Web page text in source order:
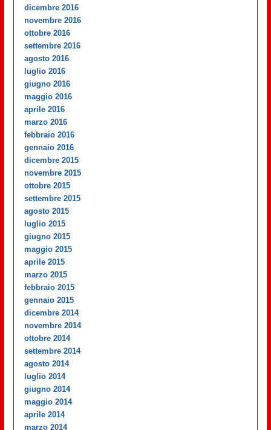
dicembre 2016
novembre 2016
ottobre 2016
settembre 2016
agosto 2016
luglio 2016
giugno 2016
maggio 2016
aprile 2016
marzo 2016
febbraio 2016
gennaio 2016
dicembre 2015
novembre 2015
ottobre 2015
settembre 2015
agosto 2015
luglio 2015
giugno 2015
maggio 2015
aprile 2015
marzo 2015
febbraio 2015
gennaio 2015
dicembre 2014
novembre 2014
ottobre 2014
settembre 2014
agosto 2014
luglio 2014
giugno 2014
maggio 2014
aprile 2014
marzo 2014